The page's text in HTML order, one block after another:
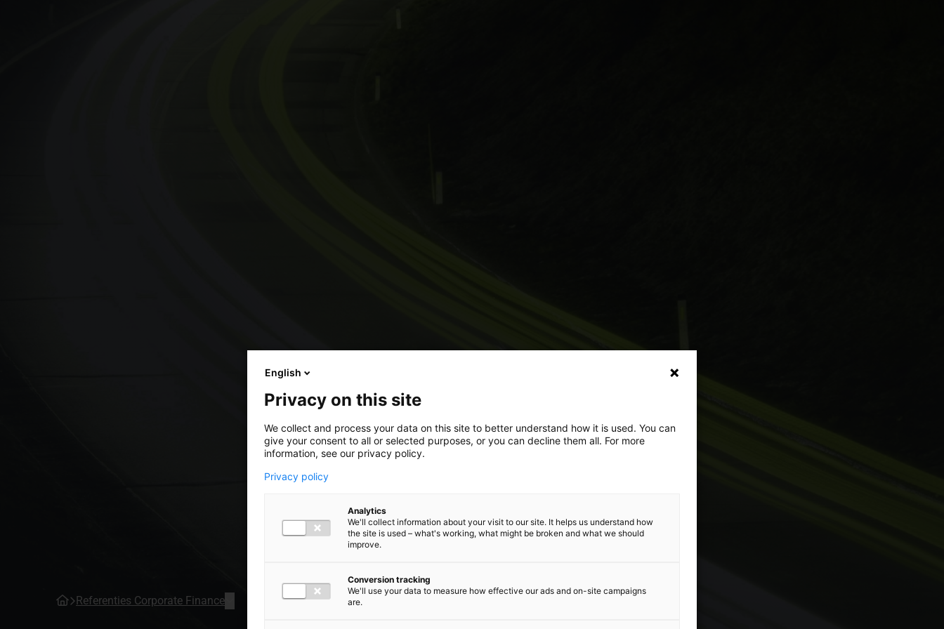
Referenties Corporate Finance
English
Privacy on this site
We collect and process your data on this site to better understand how it is used. You can
give your consent to all or selected purposes, or you can decline them all. For more
information, see our privacy policy.
Privacy policy
Analytics
We'll collect information about your visit to our site. It helps us understand how
the site is used – what's working, what might be broken and what we should
improve.
Conversion tracking
We'll use your data to measure how effective our ads and on-site campaigns
are.